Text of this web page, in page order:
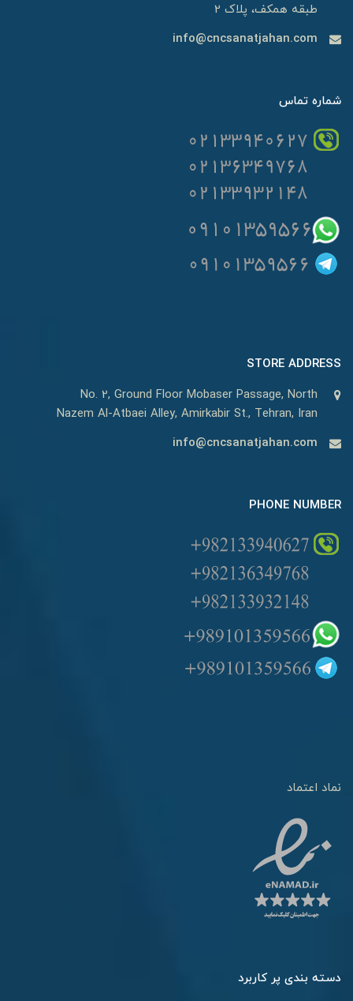
طبقه همکف، پلاک 2
info@cncsanatjahan.com
شماره تماس
STORE ADDRESS
No. 2, Ground Floor Mobaser Passage, North
Nazem Al-Atbaei Alley, Amirkabir St., Tehran, Iran
info@cncsanatjahan.com
PHONE NUMBER
نماد اعتماد
دسته بندی پر کاربرد